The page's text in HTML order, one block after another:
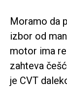
Moramo da
izbor od
motor ima
zahteva
je CVT